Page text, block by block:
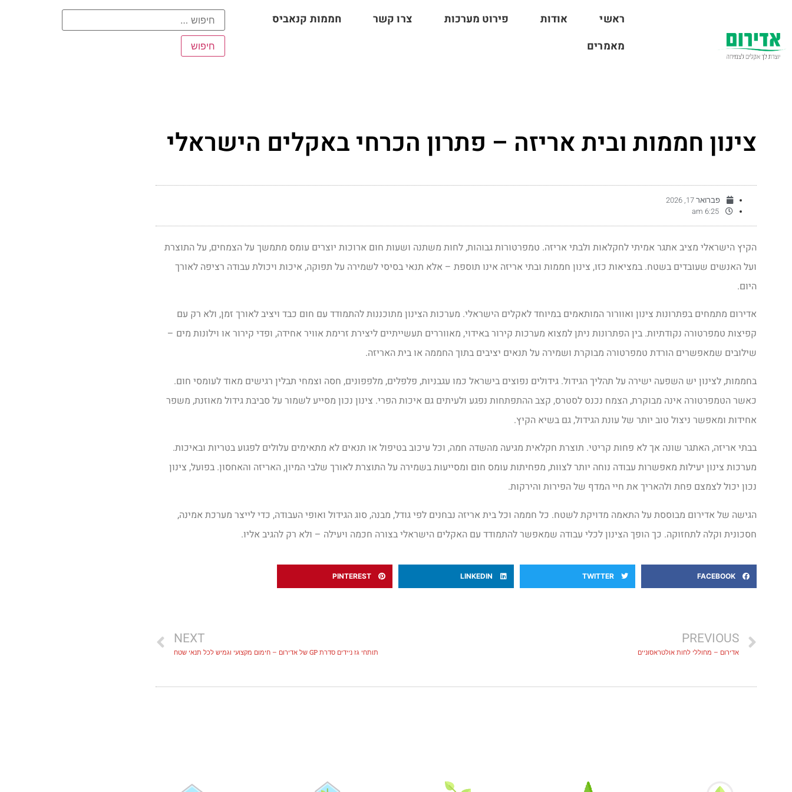
ראשי אודות פירוט מערכות צרו קשר
חממות קנאביס
מאמרים
צינון חממות ובית אריזה – פתרון הכרחי באקלים הישראלי
פברואר 17, 2026
6:25 am
הקיץ הישראלי מציב אתגר אמיתי לחקלאות ולבתי אריזה. טמפרטורות גבוהות, לחות משתנה ושעות חום ארוכות יוצרים עומס מתמשך על הצמחים, על התוצרת
ועל האנשים שעובדים בשטח. במציאות כזו, צינון חממות ובתי אריזה אינו תוספת – אלא תנאי בסיסי לשמירה על תפוקה, איכות ויכולת עבודה רציפה לאורך
היום.
אדירום מתמחים בפתרונות צינון ואוורור המותאמים במיוחד לאקלים הישראלי. מערכות הצינון מתוכננות להתמודד עם חום כבד ויציב לאורך זמן, ולא רק עם
קפיצות טמפרטורה נקודתיות. בין הפתרונות ניתן למצוא מערכות קירור באידוי, מאווררים תעשייתיים ליצירת זרימת אוויר אחידה, ופדי קירור או וילונות מים –
שילובים שמאפשרים הורדת טמפרטורה מבוקרת ושמירה על תנאים יציבים בתוך החממה או בית האריזה.
בחממות, לצינון יש השפעה ישירה על תהליך הגידול. גידולים נפוצים בישראל כמו עגבניות, פלפלים, מלפפונים, חסה וצמחי תבלין רגישים מאוד לעומסי חום.
כאשר הטמפרטורה אינה מבוקרת, הצמח נכנס לסטרס, קצב ההתפתחות נפגע ולעיתים גם איכות הפרי. צינון נכון מסייע לשמור על סביבת גידול מאוזנת, משפר
אחידות ומאפשר ניצול טוב יותר של עונת הגידול, גם בשיא הקיץ.
בבתי אריזה, האתגר שונה אך לא פחות קריטי. תוצרת חקלאית מגיעה מהשדה חמה, וכל עיכוב בטיפול או תנאים לא מתאימים עלולים לפגוע בטריות ובאיכות.
מערכות צינון יעילות מאפשרות עבודה נוחה יותר לצוות, מפחיתות עומס חום ומסייעות בשמירה על התוצרת לאורך שלבי המיון, האריזה והאחסון. בפועל, צינון
נכון יכול לצמצם פחת ולהאריך את חיי המדף של הפירות והירקות.
הגישה של אדירום מבוססת על התאמה מדויקת לשטח. כל חממה וכל בית אריזה נבחנים לפי גודל, מבנה, סוג הגידול ואופי העבודה, כדי לייצר מערכת אמינה,
חסכונית וקלה לתחזוקה. כך הופך הצינון לכלי עבודה שמאפשר להתמודד עם האקלים הישראלי בצורה חכמה ויעילה – ולא רק להגיב אליו.
FACEBOOK
TWITTER
LINKEDIN
PINTEREST
PREVIOUS
אדירום – מחוללי לחות אולטראסוניים
NEXT
תותחי גז ניידים סדרת GP של אדירום – חימום מקצועי וגמיש לכל תנאי שטח